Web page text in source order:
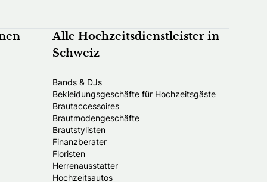
Alle Hochzeitsdienstleister in
Schweiz
Bands & DJs
Bekleidungsgeschäfte für Hochzeitsgäste
Brautaccessoires
Brautmodengeschäfte
Brautstylisten
Finanzberater
Floristen
Herrenausstatter
Hochzeitsautos